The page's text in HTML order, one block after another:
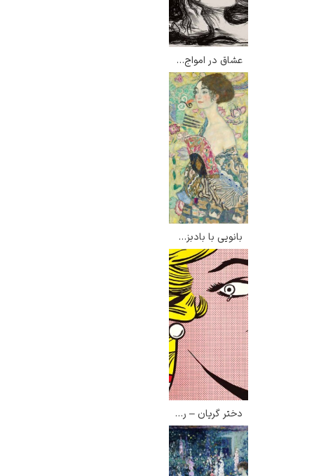
عشاق در امواج – ادوارد مونک
بانویی با بادبزن – گوستاو کلیمت
دختر گریان – روی لیکتنستاین